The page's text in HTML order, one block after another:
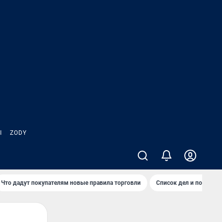
ZODY
Что дадут покупателям новые правила торговли Список дел и покупок